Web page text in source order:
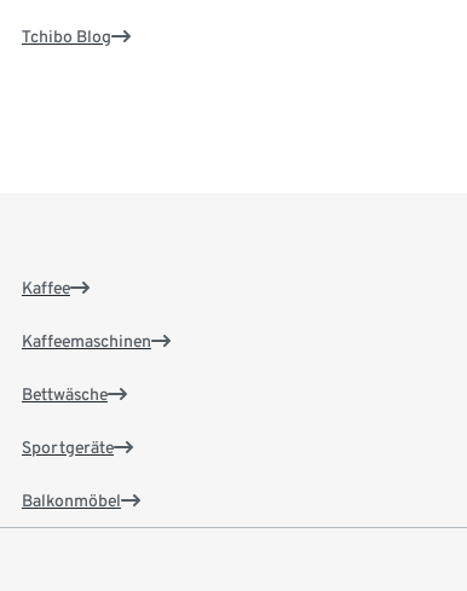
Tchibo Blog
Kaffee
Kaffeemaschinen
Bettwäsche
Sportgeräte
Balkonmöbel